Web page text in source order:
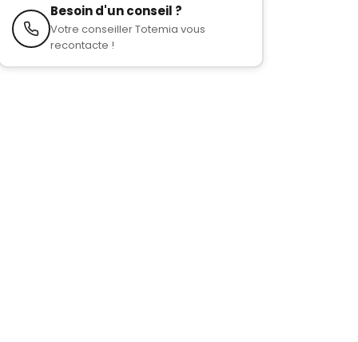
Besoin d'un conseil ?
Votre conseiller Totemia vous
recontacte !